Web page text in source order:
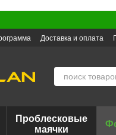
Доставка и оплата
Проблесковые
маячки